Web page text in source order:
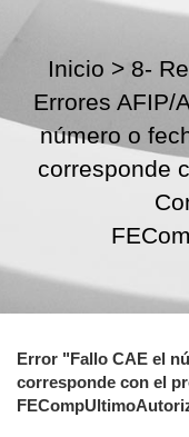
Inicio > 8-
Errores AFIP/
número o
corresponde
Error "Fallo CAE el
corresponde con el